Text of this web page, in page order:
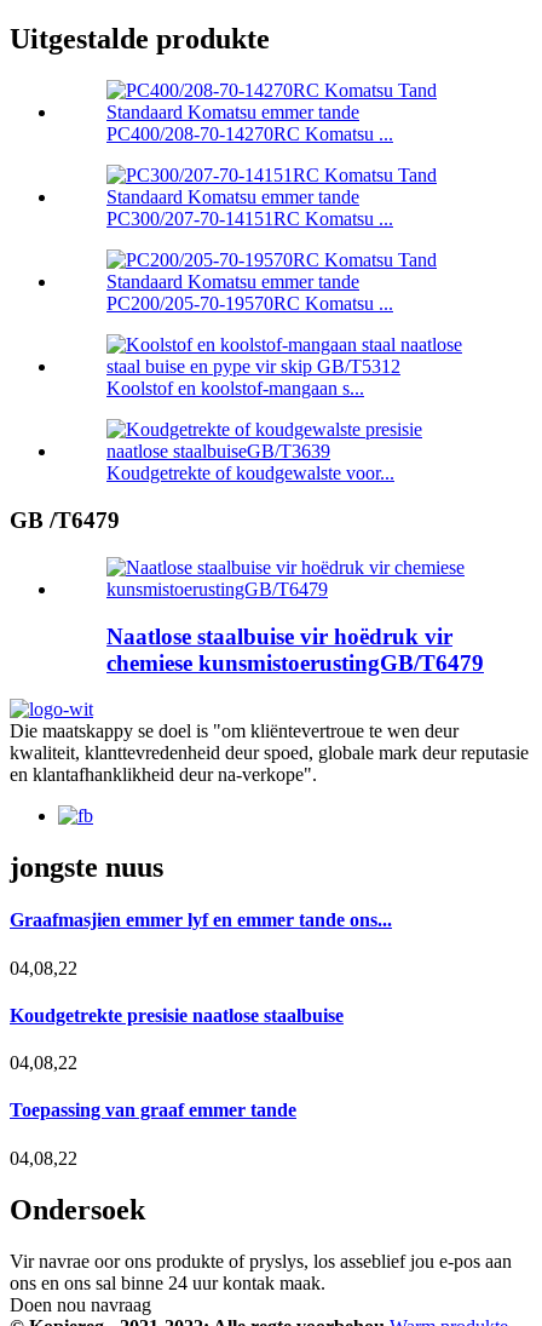
Uitgestalde produkte
PC400/208-70-14270RC Komatsu ...
PC300/207-70-14151RC Komatsu ...
PC200/205-70-19570RC Komatsu ...
Koolstof en koolstof-mangaan s...
Koudgetrekte of koudgewalste voor...
GB /T6479
Naatlose staalbuise vir hoëdruk vir
chemiese kunsmistoerustingGB/T6479
Die maatskappy se doel is "om kliëntevertroue te wen deur
kwaliteit, klanttevredenheid deur spoed, globale mark deur reputasie
en klantafhanklikheid deur na-verkope".
jongste nuus
Graafmasjien emmer lyf en emmer tande ons...
04,08,22
Koudgetrekte presisie naatlose staalbuise
04,08,22
Toepassing van graaf emmer tande
04,08,22
Ondersoek
Vir navrae oor ons produkte of pryslys, los asseblief jou e-pos aan
ons en ons sal binne 24 uur kontak maak.
Doen nou navraag